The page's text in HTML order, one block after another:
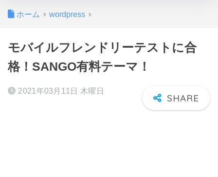
ホーム wordpress
モバイルフレンドリーテストに合
格！SANGO有料テーマ！
2021年03月11日 木曜日